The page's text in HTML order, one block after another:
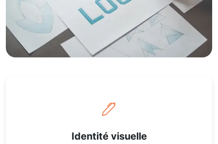
Identité visuelle